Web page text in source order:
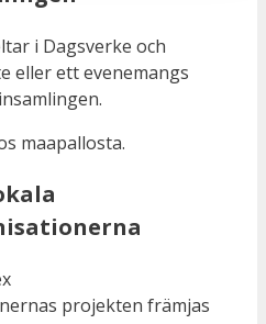
i Dagsverke och
eller ett evenemangs
projekten främjas